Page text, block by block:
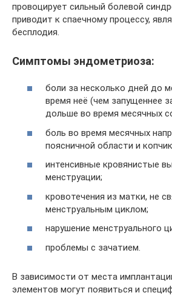
провоцирует сильный болевой
приводит к спаечному процессу,
бесплодия.
Симптомы эндометриоза:
боли за несколько дней до
время неё (чем запущеннее
дольше во время месячных
боль во время месячных
поясничной области и
интенсивные кровянистые
менструации;
кровотечения из матки, не
менструальным циклом;
нарушение менструального
проблемы с зачатием.
В зависимости от места
элементов могут появиться и